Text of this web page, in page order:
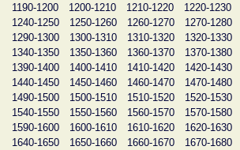
1190-1200
1200-1210 1210-1220 1220-1230
1240-1250
1250-1260 1260-1270 1270-1280
1290-1300
1300-1310 1310-1320 1320-1330
1340-1350
1350-1360 1360-1370 1370-1380
1390-1400
1400-1410 1410-1420 1420-1430
1440-1450
1450-1460 1460-1470 1470-1480
1490-1500
1500-1510 1510-1520 1520-1530
1540-1550
1550-1560 1560-1570 1570-1580
1590-1600
1600-1610 1610-1620 1620-1630
1640-1650
1650-1660 1660-1670 1670-1680